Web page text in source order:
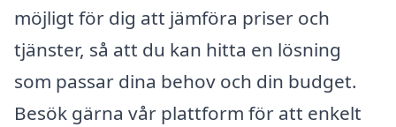
möjligt för dig att jämföra priser och
tjänster, så att du kan hitta en lösning
som passar dina behov och din budget.
Besök gärna vår plattform för att enkelt